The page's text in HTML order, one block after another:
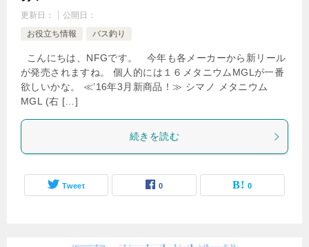
更新日：
公開日：
お役立ち情報
バス釣り
こんにちは、NFGです。 今年も各メーカーから新リール
が発売されますね。 個人的には１６メタニウムMGLが一番
欲しいかな。 ≪’16年3月新商品！≫ シマノ メタニウム
MGL (右 […]
続きを読む
Tweet 0 0